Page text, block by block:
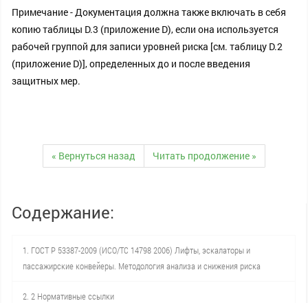
Примечание - Документация должна также включать в себя
копию таблицы D.3 (приложение D), если она используется
рабочей группой для записи уровней риска [см. таблицу D.2
(приложение D)], определенных до и после введения
защитных мер.
« Вернуться назад Читать продолжение »
Содержание:
1. ГОСТ Р 53387-2009 (ИСО/ТС 14798 2006) Лифты, эскалаторы и
пассажирские конвейеры. Методология анализа и снижения риска
2. 2 Нормативные ссылки